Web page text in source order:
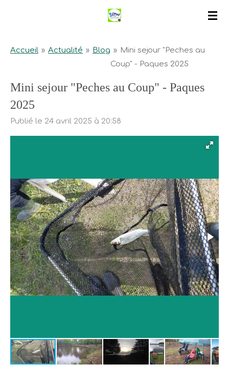
principal
Accueil » Actualité » Blog » Mini sejour "Peches au
Coup" - Paques 2025
Mini sejour "Peches au Coup" - Paques
2025
Publié le 24 avril 2025 à 20:58